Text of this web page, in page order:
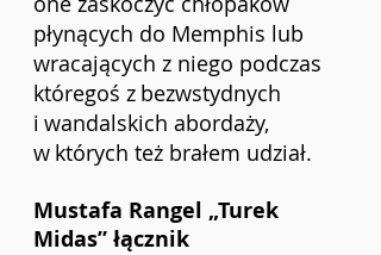
płynących do Memphis lub
wracających z niego podczas
któregoś z bezwstydnych
i wandalskich abordaży,
w których też brałem udział.
Mustafa Rangel „Turek
Midas” łącznik